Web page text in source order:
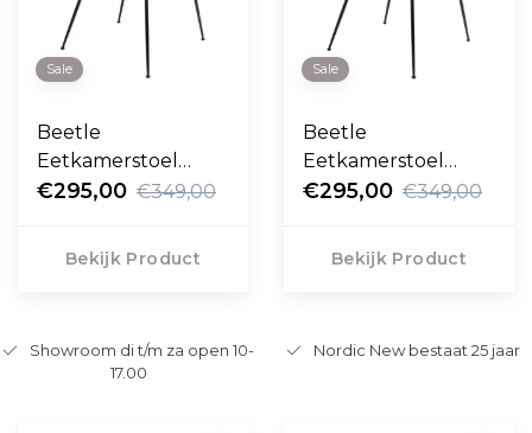
Sale
Beetle
Eetkamerstoel
mocha brown,
€295,00 €349,00
Bekijk Product
Sale
Beetle
Eetkamerstoel
lunar gray, zwart
€295,00 €349,00
Bekijk Product
Showroom di t/m za open 10-
17.00
Nordic New bestaat 25 jaar